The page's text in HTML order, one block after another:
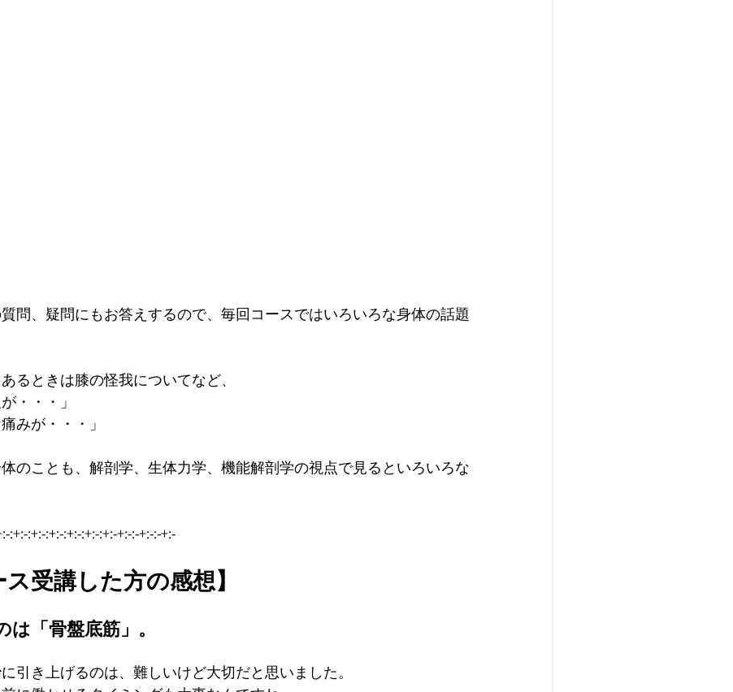
問、疑問にもお答えするので、毎回コースではいろいろな身体の話題
るときは膝の怪我についてなど、
・・・」
みが・・・」
のことも、解剖学、生体力学、機能解剖学の視点で見るといろいろな
:+:-:+:-:+:-:+:-:+:-:+:-+:-:-+:-:-+:-
ス受講した方の感想】
「骨盤底筋」。
引き上げるのは、難しいけど大切だと思いました。